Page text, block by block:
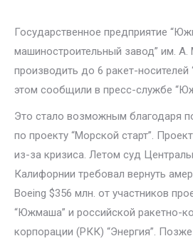
Государственное предприятие
машиностроительный завод” им. А.
производить до 6 ракет-носителей
этом сообщили в пресс-службе
Это стало возможным благодаря
по проекту “Морской старт”.
из-за кризиса. Летом суд
Калифорнии требовал вернуть
Boeing $356 млн. от участников
“Южмаша” и российской ракетно-
корпорации (РКК) “Энергия”.